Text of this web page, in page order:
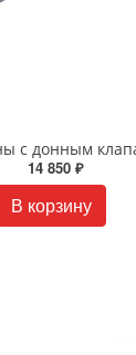
14 850 ₽
В корзину